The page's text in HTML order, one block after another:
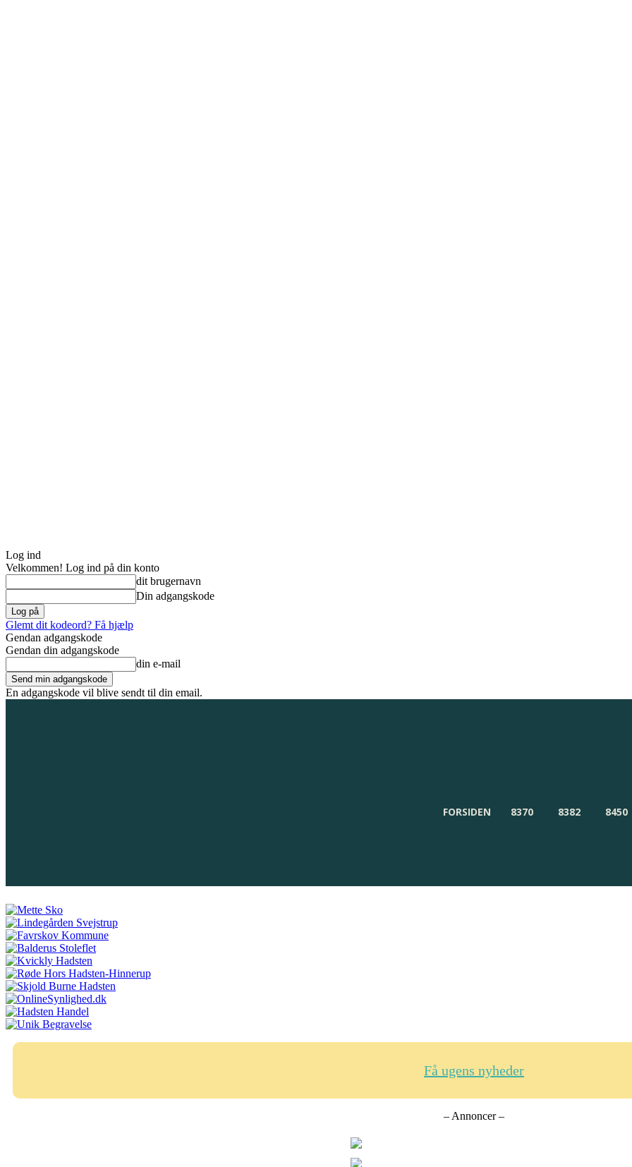
Log ind
Velkommen! Log ind på din konto
dit brugernavn
Din adgangskode
Glemt dit kodeord? Få hjælp
Gendan adgangskode
Gendan din adgangskode
din e-mail
En adgangskode vil blive sendt til din email.
FORSIDEN 8370 8382 8450
Få ugens nyheder
– Annoncer –